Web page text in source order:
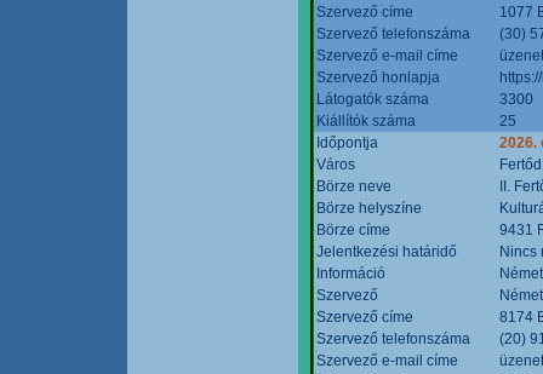
Szervező címe
1077
Szervező telefonszáma
(30)
Szervező e-mail címe
Szervező honlapja
Látogatók száma
3300
Kiállítók száma
25
Időpontja
2026.
Város
Fertőd
Börze neve
II.
Börze helyszíne
Börze címe
9431
Jelentkezési határidő
Nincs
Információ
Szervező
Szervező címe
8174
Szervező telefonszáma
(20)
Szervező e-mail címe